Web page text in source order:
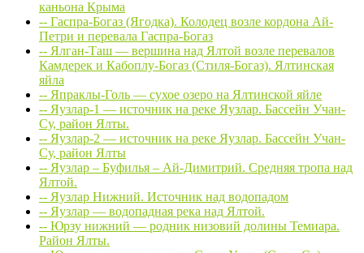
каньона Крыма
-- Гаспра-Богаз (Ягодка). Колодец возле кордона Ай-
Петри и перевала Гаспра-Богаз
-- Ялган-Таш — вершина над Ялтой возле перевалов
Камдерек и Кабоплу-Богаз (Стиля-Богаз). Ялтинская
яйла
-- Япраклы-Голь — сухое озеро на Ялтинской яйле
-- Яузлар-1 — источник на реке Яузлар. Бассейн Учан-
Су, район Ялты.
-- Яузлар-2 — источник на реке Яузлар. Бассейн Учан-
Су, район Ялты
-- Яузлар – Буфилья – Ай-Димитрий. Средняя тропа над
Ялтой.
-- Яузлар Нижний. Источник над водопадом
-- Яузлар — водопадная река над Ялтой.
-- Юрзу нижний — родник низовий долины Темиара.
Район Ялты.